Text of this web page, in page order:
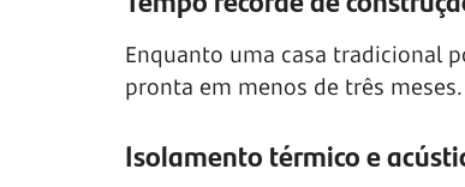
Enquanto uma casa tradicional
pronta em menos de três
Isolamento térmico e